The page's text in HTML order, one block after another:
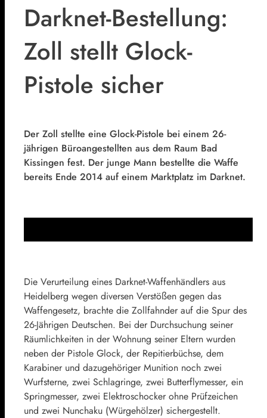
Darknet-Bestellung:
Zoll stellt Glock-
Pistole sicher
Der Zoll stellte eine Glock-Pistole bei einem 26-
jährigen Büroangestellten aus dem Raum Bad
Kissingen fest. Der junge Mann bestellte die Waffe
bereits Ende 2014 auf einem Marktplatz im Darknet.
Die Verurteilung eines Darknet-Waffenhändlers aus
Heidelberg wegen diversen Verstößen gegen das
Waffengesetz, brachte die Zollfahnder auf die Spur des
26-Jährigen Deutschen. Bei der Durchsuchung seiner
Räumlichkeiten in der Wohnung seiner Eltern wurden
neben der Pistole Glock, der Repitierbüchse, dem
Karabiner und dazugehöriger Munition noch zwei
Wurfsterne, zwei Schlagringe, zwei Butterflymesser, ein
Springmesser, zwei Elektroschocker ohne Prüfzeichen
und zwei Nunchaku (Würgehölzer) sichergestellt.